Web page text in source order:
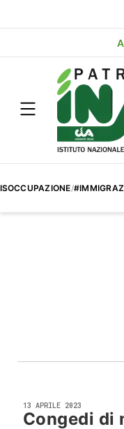
/
13 APRILE 2023
Congedi di